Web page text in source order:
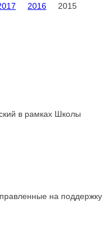
2016 2015
в рамках Школы
на поддержку